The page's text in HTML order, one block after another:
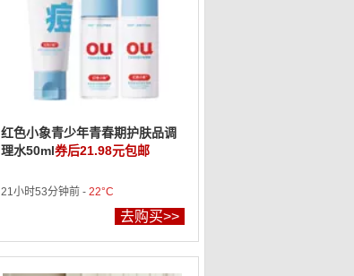
红色小象青少年青春期护肤品调
理水50ml券后21.98元包邮
21小时53分钟前 - 22°C
去购买>>